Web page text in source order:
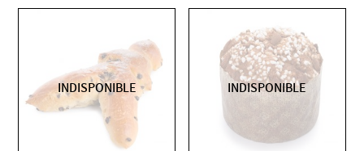
INDISPONIBLE INDISPONIBLE